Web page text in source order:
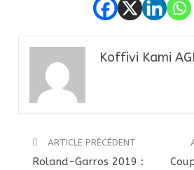
Koffivi Kami
ARTICLE PRÉCÉDENT
Roland-Garros 2019 :